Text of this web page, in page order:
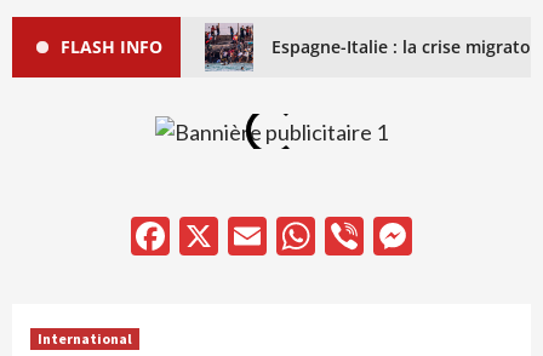
FLASH INFO Espagne-Italie : la crise
Facebook
X EmailWhatsApp
Viber
International